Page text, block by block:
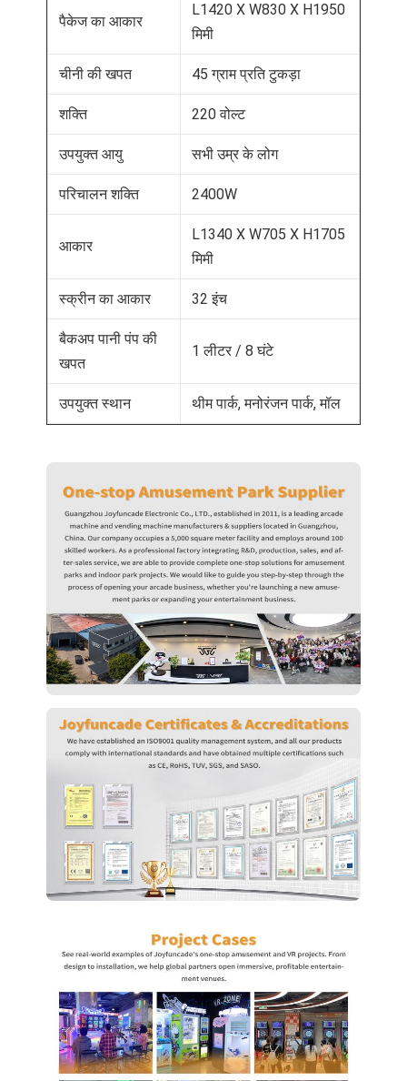
पैकेज का आकार
L1420 X W830 X H1950
मिमी
चीनी की खपत 45 ग्राम प्रति टुकड़ा
शक्ति 220 वोल्ट
उपयुक्त आयु सभी उम्र के लोग
परिचालन शक्ति 2400W
आकार
L1340 X W705 X H1705
मिमी
स्क्रीन का आकार 32 इंच
बैकअप पानी पंप की
खपत
1 लीटर / 8 घंटे
उपयुक्त स्थान थीम पार्क, मनोरंजन पार्क, मॉल